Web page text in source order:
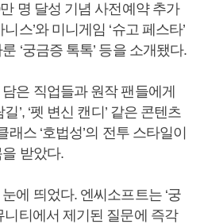
명 달성 기념 사전예약 추가
스’와 미니게임 ‘슈고 페스타’
‘궁금증 톡톡’ 등을 소개됐다.
은 직업들과 원작 팬들에게
’, ‘펫 변신 캔디’ 같은 콘텐츠
스 ‘호법성’의 전투 스타일이
받았다.
에 띄었다. 엔씨소프트는 ‘궁
니티에서 제기된 질문에 즉각